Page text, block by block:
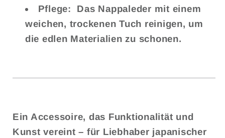
Pflege:
Das Nappaleder mit einem
weichen, trockenen Tuch reinigen, um
die edlen Materialien zu schonen.
Ein Accessoire, das Funktionalität und
Kunst vereint – für Liebhaber japanischer